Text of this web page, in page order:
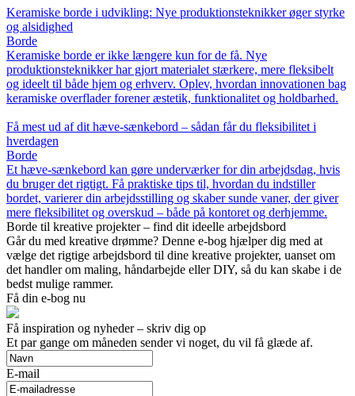
Keramiske borde i udvikling: Nye produktionsteknikker øger styrke
og alsidighed
Borde
Keramiske borde er ikke længere kun for de få. Nye
produktionsteknikker har gjort materialet stærkere, mere fleksibelt
og ideelt til både hjem og erhverv. Oplev, hvordan innovationen bag
keramiske overflader forener æstetik, funktionalitet og holdbarhed.
Få mest ud af dit hæve-sænkebord – sådan får du fleksibilitet i
hverdagen
Borde
Et hæve-sænkebord kan gøre underværker for din arbejdsdag, hvis
du bruger det rigtigt. Få praktiske tips til, hvordan du indstiller
bordet, varierer din arbejdsstilling og skaber sunde vaner, der giver
mere fleksibilitet og overskud – både på kontoret og derhjemme.
Borde til kreative projekter – find dit ideelle arbejdsbord
Går du med kreative drømme? Denne e-bog hjælper dig med at
vælge det rigtige arbejdsbord til dine kreative projekter, uanset om
det handler om maling, håndarbejde eller DIY, så du kan skabe i de
bedst mulige rammer.
Få din e-bog nu
Få inspiration og nyheder – skriv dig op
Et par gange om måneden sender vi noget, du vil få glæde af.
E-mail